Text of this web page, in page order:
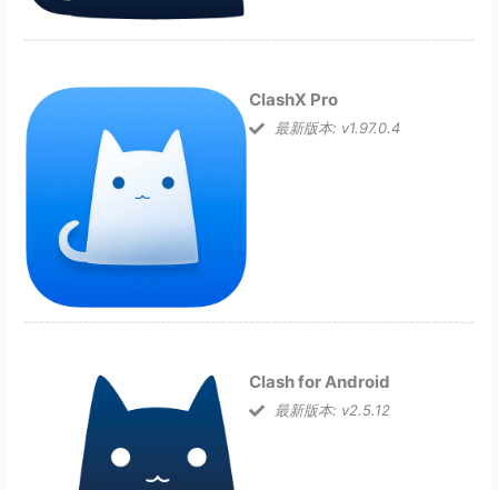
ClashX Pro
最新版本: v1.97.0.4
Clash for Android
最新版本: v2.5.12